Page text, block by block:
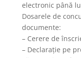
electronic până
Dosarele de
documente:
– Cerere de
– Declarație pe